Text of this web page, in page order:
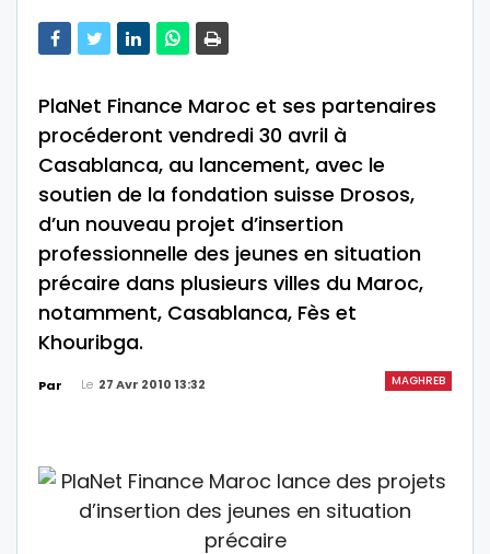
PlaNet Finance Maroc et ses partenaires
procéderont vendredi 30 avril à
Casablanca, au lancement, avec le
soutien de la fondation suisse Drosos,
d’un nouveau projet d’insertion
professionnelle des jeunes en situation
précaire dans plusieurs villes du Maroc,
notamment, Casablanca, Fès et
Khouribga.
MAGHREB
Par Le 27 Avr 2010 13:32